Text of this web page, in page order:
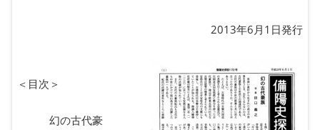
2013年6月1日発行
＜目次＞
幻の古代豪